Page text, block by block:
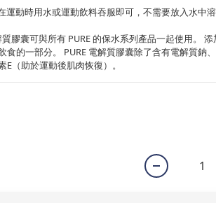
運動時用水或運動飲料吞服即可，不需要放入水中溶
質膠囊可與所有 PURE 的保水系列產品一起使用。
食的一部分。 PURE 電解質膠囊除了含有電解質鈉
E（助於運動後肌肉恢復）。